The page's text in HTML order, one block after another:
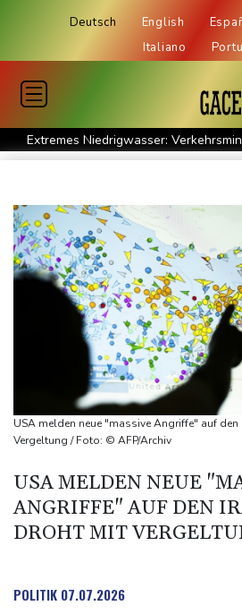
Deutsch English
Italiano
Extremes Niedrigwasser:
Spitzentreffen in Bonn
syrischem Bürgerkrieg
Urteil in Prozess um tödlichen
Demonstration in München
Vorwurf der Preisabsprache: Drei
Millionen Eier spenden
Investoren-Affäre: Fifa-Spitze stellt
Steinmeier-Nachfolge: Özdemir
Wissenschaftler bestätigen:
Mond eingeschlagen
und dann doch gestorben
Niedrigwasser: Ex-Umweltministerin
grundsätzliche Gegenmaßnahmen
USA melden neue "massive Angriffe" auf
Vergeltung / Foto: © AFP/Archiv
USA MELDEN NEUE
ANGRIFFE" AUF DEN
DROHT MIT
POLITIK 07.07.2026